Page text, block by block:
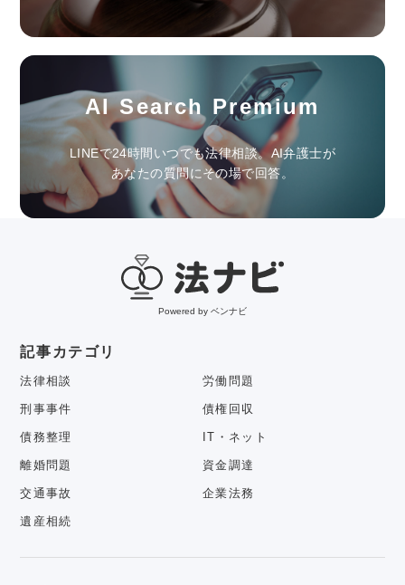
AI Search Premium
LINEで24時間いつでも法律相談。AI弁護士が
あなたの質問にその場で回答。
Powered by ベンナビ
記事カテゴリ
法律相談 労働問題
刑事事件 債権回収
債務整理 IT・ネット
離婚問題 資金調達
交通事故 企業法務
遺産相続